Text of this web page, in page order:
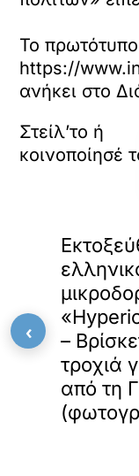
Το
https://
ανήκει στο
–
τροχιά
από τη
‹